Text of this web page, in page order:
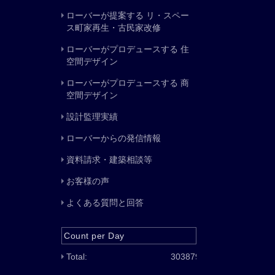
ローバーが提案する リ・スペー
ス町家再生・古民家改修
ローバーがプロデュースする 住
空間デザイン
ローバーがプロデュースする 商
空間デザイン
設計監理実績
ローバーからの発信情報
資料請求・建築相談等
お客様の声
よくある質問と回答
Count per Day
303879
Total: